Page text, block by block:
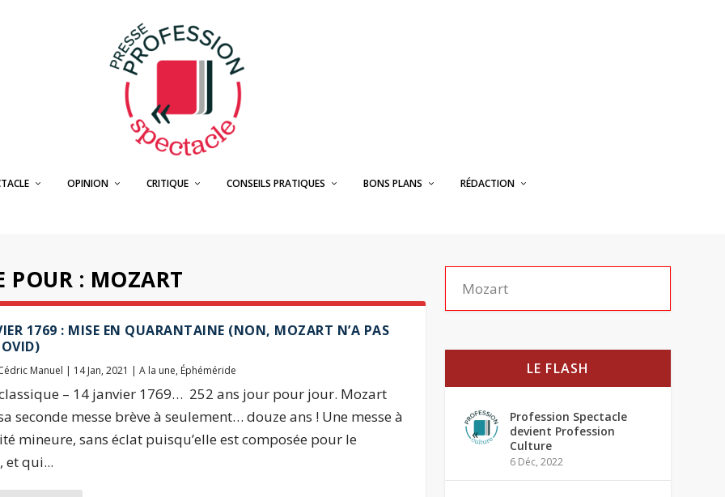
OPINION CRITIQUE CONSEILS PRATIQUES BONS PLANS RÉDACTION
POUR : MOZART
1769 : MISE EN QUARANTAINE (NON, MOZART N’A PAS
Manuel | 14 Jan, 2021 |A la une, Éphéméride
– 14 janvier 1769… 252 ans jour pour jour. Mozart
seconde messe brève à seulement… douze ans ! Une messe à
mineure, sans éclat puisqu’elle est composée pour le
et qui...
LE FLASH
Profession Spectacle
devient Profession
Culture
6 Déc, 2022